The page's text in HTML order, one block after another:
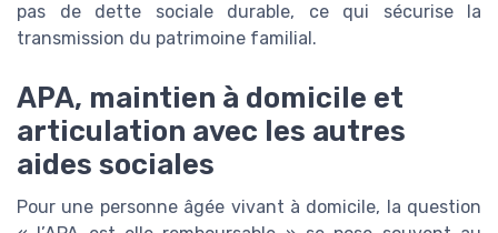
pas de dette sociale durable, ce qui sécurise la
transmission du patrimoine familial.
APA, maintien à domicile et
articulation avec les autres
aides sociales
Pour une personne âgée vivant à domicile, la question